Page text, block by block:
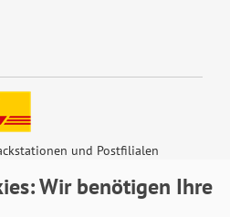
und Postfilialen
Wir benötigen Ihre